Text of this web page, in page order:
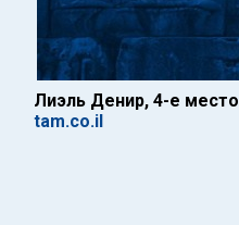
Лиэль Денир, 4-е место
tam.co.il